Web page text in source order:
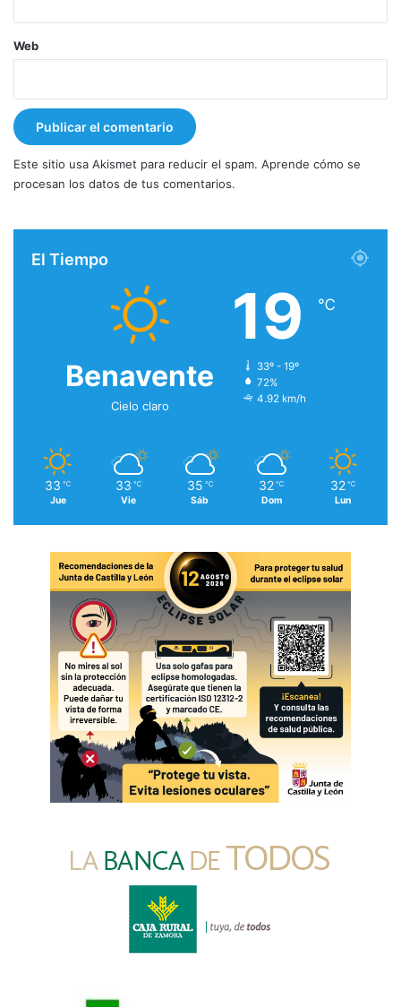
Web
Este sitio usa Akismet para reducir el spam. Aprende cómo se
procesan los datos de tus comentarios.
El Tiempo
Benavente
Cielo claro
19 ℃
33º - 19º
72%
4.92 km/h
33 ℃
Jue
33 ℃
Vie
35 ℃
Sáb
32 ℃
Dom
32 ℃
Lun